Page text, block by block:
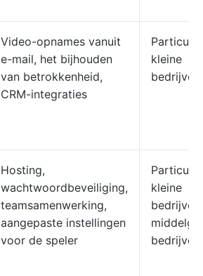
Video-opnames vanuit
e-mail, het bijhouden
van betrokkenheid,
CRM-integraties
kleine
bedrijven
Hosting,
wachtwoordbeveiliging,
teamsamenwerking,
aangepaste instellingen
voor de speler
kleine
bedrijven,
bedrijven